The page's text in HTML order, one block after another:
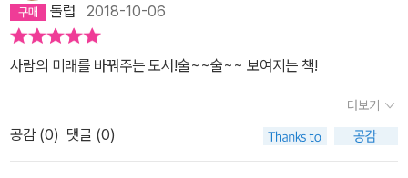
아봐주길 바란다면 그 사람의 황금을 먼저 찾아야 하는 법이랍니다.
p.257독서는 어두운 방 안에 초 하나를 켜는 일과 같았다. 아무리 짙
은 어둠이라도 손을 뻗으면 불을 밝힐 수 있었다. 아무리 절망스러운
기 보다 촛불 하나를 켜는 게 훨씬 더 의미있었다.p.301항구에 머문
다면 분명 안전할 것이다.거친 파도에 시달릴 일도 없을 것이다.하지
만 그것이 배의 존재 이유는 아니다.p.302
돌럽 2018-10-06
사람의 미래를 바꿔주는 도서!술~~술~~ 보여지는 책!
더보기
공감 (0) 댓글 (0)